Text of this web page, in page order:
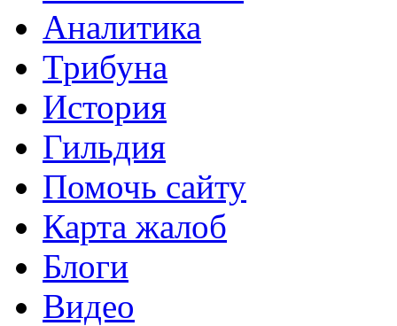
Аналитика
Трибуна
История
Гильдия
Помочь сайту
Карта жалоб
Блоги
Видео